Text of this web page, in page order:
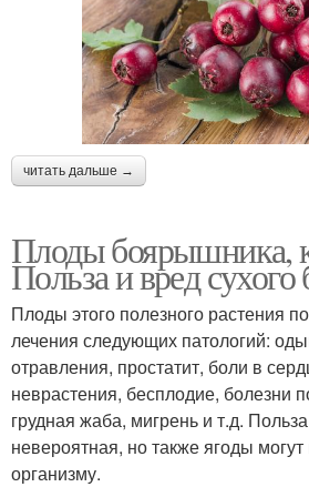
читать дальше →
Плоды боярышника,
Польза и вред
Плоды этого полезного растения
лечения следующих патологий:
отравления, простатит, боли в
неврастения, бесплодие, болезни
грудная жаба, мигрень и т.д.
невероятная, но также ягоды
организму.